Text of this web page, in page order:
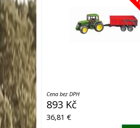
Cena bez DPH
893 Kč
36,81 €